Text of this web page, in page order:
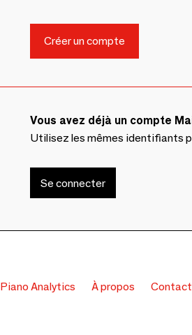
Vous avez déjà un compte
Utilisez les mêmes identifiants
Se connecter
Piano Analytics À propos Contact